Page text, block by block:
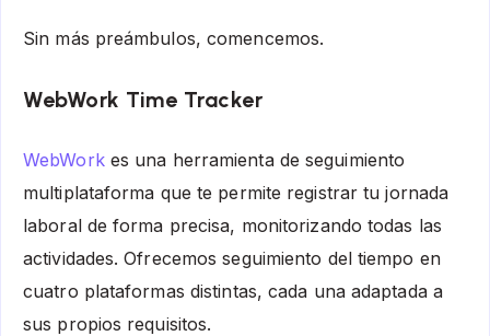
Sin más preámbulos, comencemos.
WebWork Time Tracker
WebWorkes una herramienta de seguimiento
multiplataforma que te permite registrar tu jornada
laboral de forma precisa, monitorizando todas las
actividades. Ofrecemos seguimiento del tiempo en
cuatro plataformas distintas, cada una adaptada a
sus propios requisitos.